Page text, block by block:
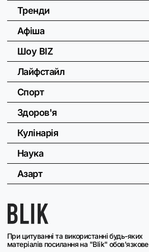
При цитуванні та використанні будь-яких
матеріалів посилання на "Blik" обов'язкове
Тренди
Афіша
Шоу BIZ
Лайфстайл
Спорт
Здоров'я
Кулінарія
Наука
Азарт